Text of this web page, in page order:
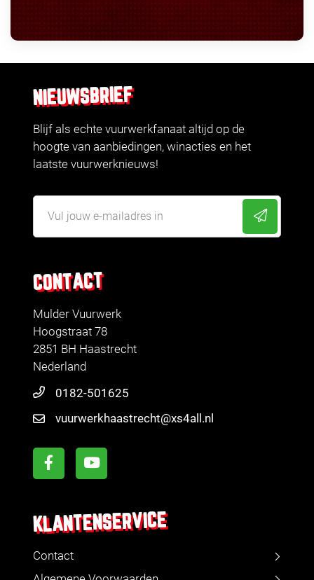
CONTACT
Mulder Vuurwerk
Hoogstraat 78
2851 BH Haastrecht
Nederland
0182-501625
vuurwerkhaastrecht@xs4all.nl
KLANTENSERVICE
Contact
NIEUWSBRIEF
Blijf als echte vuurwerkfanaat altijd op de
hoogte van aanbiedingen, winacties en het
laatste vuurwerknieuws!